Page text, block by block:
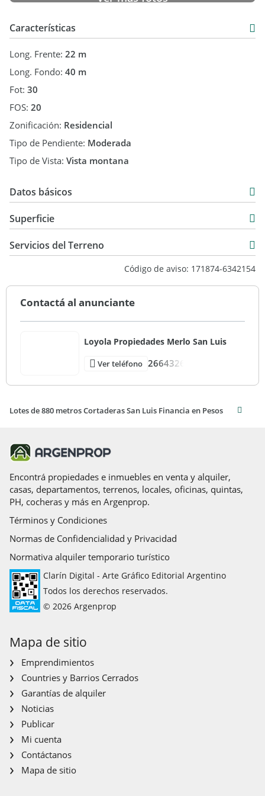
Para inversión con proyección o futura vivienda serrana
Cortaderas San Luis
Consultanos y elegí el lote con la mejor vista.
Características
Long. Frente: 22 m
Long. Fondo: 40 m
Fot: 30
FOS: 20
Zonificación: Residencial
Tipo de Pendiente: Moderada
Tipo de Vista: Vista montana
Datos básicos
Superficie
880 m2
Servicios del Terreno
Código de aviso: 171874-6342154
Contactá al anunciante
Loyola Propiedades Merlo San Luis
Ver teléfono 2664326
Lotes de 880 metros Cortaderas San Luis Financia en Pesos
Encontrá propiedades e inmuebles en venta y alquiler,
casas, departamentos, terrenos, locales, oficinas, quintas,
PH, cocheras y más en Argenprop.
Términos y Condiciones
Normas de Confidencialidad y Privacidad
Normativa alquiler temporario turístico
Clarín Digital - Arte Gráfico Editorial Argentino
Todos los derechos reservados.
© 2026 Argenprop
Mapa de sitio
Emprendimientos
Countries y Barrios Cerrados
Garantías de alquiler
Noticias
Publicar
Mi cuenta
Contáctanos
Mapa de sitio